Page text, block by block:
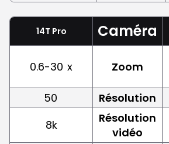
14T Pro Caméra
0.6-30 x Zoom
50
Résolution
8k
Résolution
vidéo